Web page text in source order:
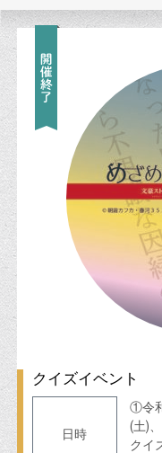
クイズイベント
日時
①令
(土)
クイ